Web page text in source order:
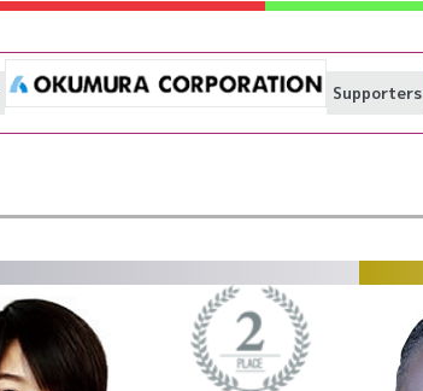
Supporters